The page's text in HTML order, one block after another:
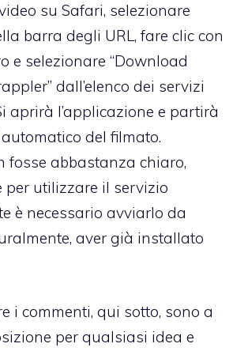
su Safari, selezionare
barra degli URL, fare clic con
e selezionare “Download
dall’elenco dei servizi
aprirà l’applicazione e partirà
del filmato.
fosse abbastanza chiaro,
per utilizzare il servizio
è necessario avviarlo da
aver già installato
i commenti, qui sotto, sono a
per qualsiasi idea e